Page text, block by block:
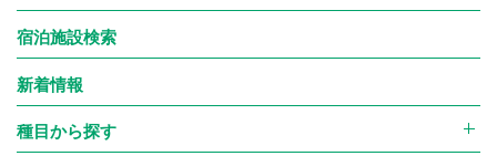
宿泊施設検索
新着情報
種目から探す